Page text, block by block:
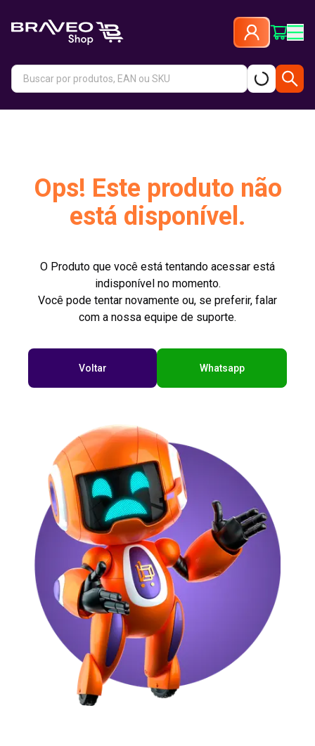
Ops! Este produto não
está disponível.
O Produto que você está tentando acessar está
indisponível no momento.
Você pode tentar novamente ou, se preferir, falar
com a nossa equipe de suporte.
Voltar Whatsapp